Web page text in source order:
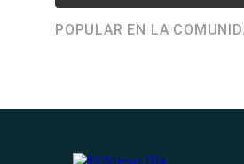
POPULAR EN LA